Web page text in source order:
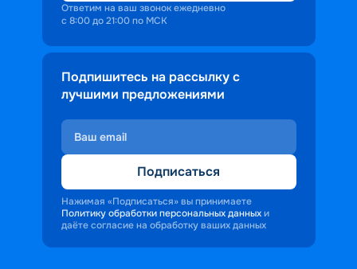
Ответим на ваш звонок ежедневно
с 8:00 до 21:00 по МСК
Подпишитесь на рассылку с
лучшими предложениями
Подписаться
Нажимая «Подписаться» вы принимаете
Политику обработки персональных данных и
даёте согласие на обработку ваших данных